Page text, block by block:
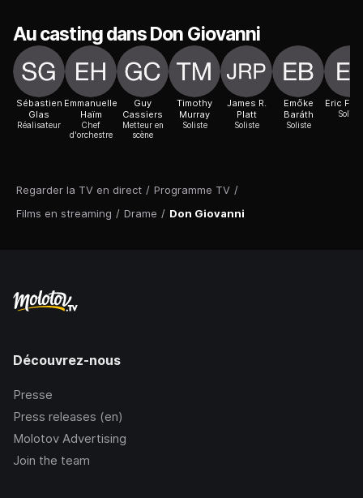
Regarder la TV en direct / Programme TV /
Films en streaming / Drame / Don Giovanni
Au casting dans Don Giovanni
Sébastien
Glas
Réalisateur
Emmanuelle
Haïm
Chef
d'orchestre
Guy
Cassiers
Metteur en
scène
Timothy
Murray
Soliste
James R.
Platt
Soliste
Emőke
Baráth
Soliste
Eric
Soliste
Découvrez-nous
Presse
Press releases (en)
Molotov Advertising
Join the team